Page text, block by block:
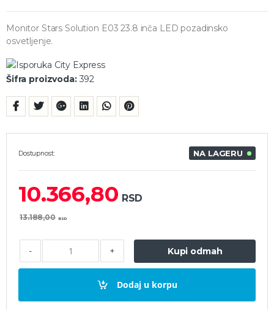
Monitor Stars Solution E03 23.8 inča LED pozadinsko
osvetljenje.
Šifra proizvoda: 392
Dostupnost: NA LAGERU
10.366,80 RSD
13.188,00 RSD
- +
Dodaj u korpu
Kupi odmah